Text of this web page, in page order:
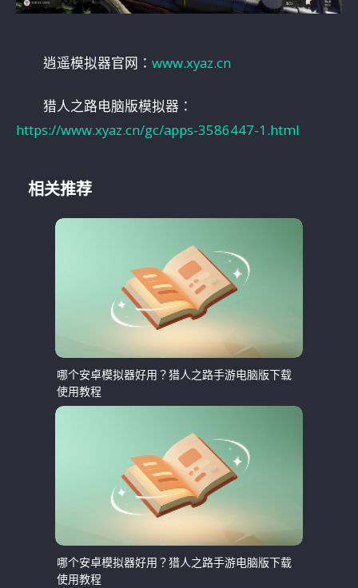
逍遥模拟器官网： www.xyaz.cn
猎人之路电脑版模拟器：
https://www.xyaz.cn/gc/apps-3586447-1.html
相关推荐
哪个安卓模拟器好用？猎人之路手游电脑版下载
使用教程
哪个安卓模拟器好用？猎人之路手游电脑版下载
使用教程